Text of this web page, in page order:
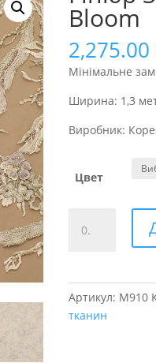
Bloom
2,275.00
Мінімальне
Ширина: 1,3
Виробник:
Цвет
Артикул: M910
тканин